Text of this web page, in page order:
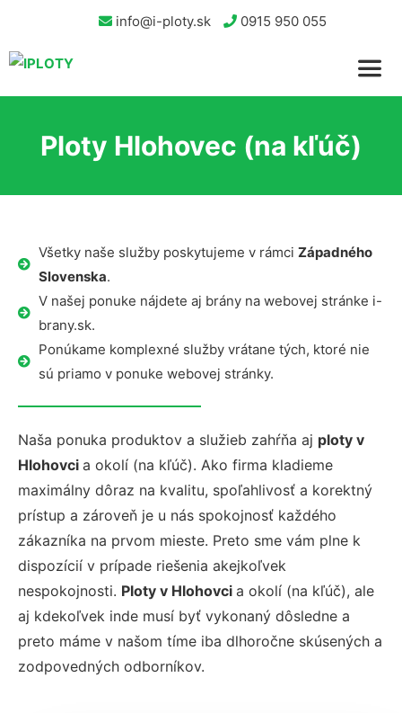
info@i-ploty.sk 0915 950 055
Ploty Hlohovec (na kľúč)
Všetky naše služby poskytujeme v rámci Západného
Slovenska.
V našej ponuke nájdete aj brány na webovej stránke i-
brany.sk.
Ponúkame komplexné služby vrátane tých, ktoré nie
sú priamo v ponuke webovej stránky.
Naša ponuka produktov a služieb zahŕňa aj ploty v
Hlohovci a okolí (na kľúč). Ako firma kladieme
maximálny dôraz na kvalitu, spoľahlivosť a korektný
prístup a zároveň je u nás spokojnosť každého
zákazníka na prvom mieste. Preto sme vám plne k
dispozícií v prípade riešenia akejkoľvek
nespokojnosti. Ploty v Hlohovci a okolí (na kľúč), ale
aj kdekoľvek inde musí byť vykonaný dôsledne a
preto máme v našom tíme iba dlhoročne skúsených a
zodpovedných odborníkov.